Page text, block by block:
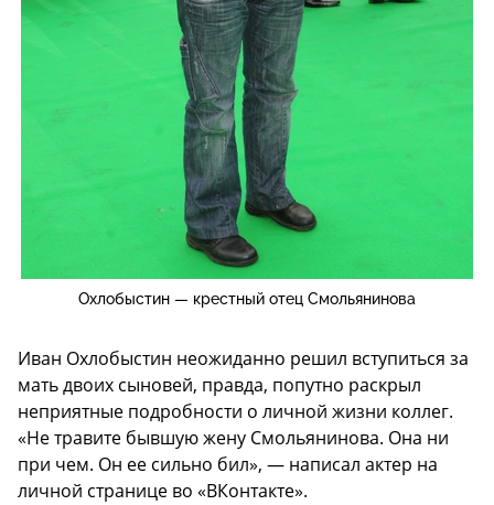
Охлобыстин — крестный отец Смольянинова
Иван Охлобыстин неожиданно решил вступиться за
мать двоих сыновей, правда, попутно раскрыл
неприятные подробности о личной жизни коллег.
«Не травите бывшую жену Смольянинова. Она ни
при чем. Он ее сильно бил», — написал актер на
личной странице во «ВКонтакте».